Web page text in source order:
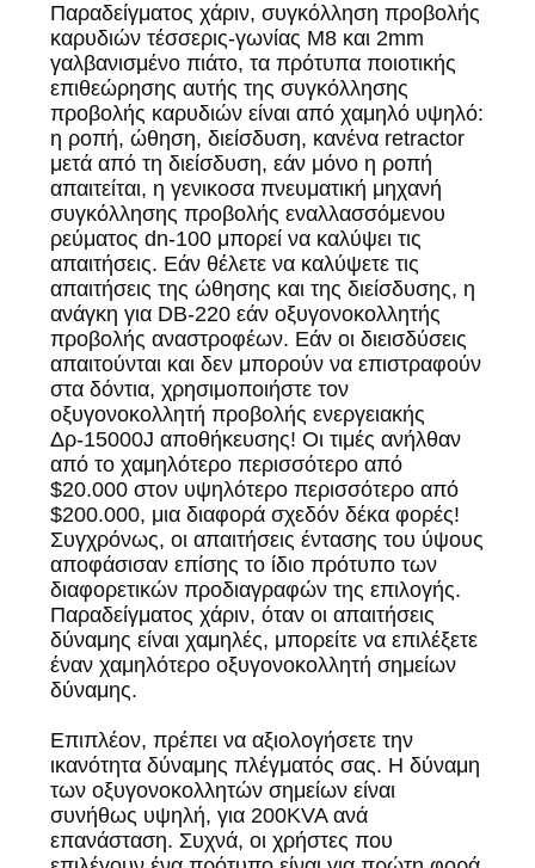
Παραδείγματος χάριν, συγκόλληση προβολής
καρυδιών τέσσερις-γωνίας M8 και 2mm
γαλβανισμένο πιάτο, τα πρότυπα ποιοτικής
επιθεώρησης αυτής της συγκόλλησης
προβολής καρυδιών είναι από χαμηλό υψηλό:
η ροπή, ώθηση, διείσδυση, κανένα retractor
μετά από τη διείσδυση, εάν μόνο η ροπή
απαιτείται, η γενικοσα πνευματική μηχανή
συγκόλλησης προβολής εναλλασσόμενου
ρεύματος dn-100 μπορεί να καλύψει τις
απαιτήσεις. Εάν θέλετε να καλύψετε τις
απαιτήσεις της ώθησης και της διείσδυσης, η
ανάγκη για DB-220 εάν οξυγονοκολλητής
προβολής αναστροφέων. Εάν οι διεισδύσεις
απαιτούνται και δεν μπορούν να επιστραφούν
στα δόντια, χρησιμοποιήστε τον
οξυγονοκολλητή προβολής ενεργειακής
Δρ-15000J αποθήκευσης! Οι τιμές ανήλθαν
από το χαμηλότερο περισσότερο από
$20.000 στον υψηλότερο περισσότερο από
$200.000, μια διαφορά σχεδόν δέκα φορές!
Συγχρόνως, οι απαιτήσεις έντασης του ύψους
αποφάσισαν επίσης το ίδιο πρότυπο των
διαφορετικών προδιαγραφών της επιλογής.
Παραδείγματος χάριν, όταν οι απαιτήσεις
δύναμης είναι χαμηλές, μπορείτε να επιλέξετε
έναν χαμηλότερο οξυγονοκολλητή σημείων
δύναμης.
Επιπλέον, πρέπει να αξιολογήσετε την
ικανότητα δύναμης πλέγματός σας. Η δύναμη
των οξυγονοκολλητών σημείων είναι
συνήθως υψηλή, για 200KVA ανά
επανάσταση. Συχνά, οι χρήστες που